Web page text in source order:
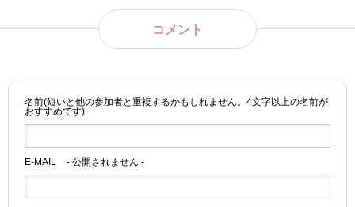
コメント
名前(短いと他の参加者と重複するかもしれません。4文字以上の名前が
おすすめです)
E-MAIL - 公開されません -